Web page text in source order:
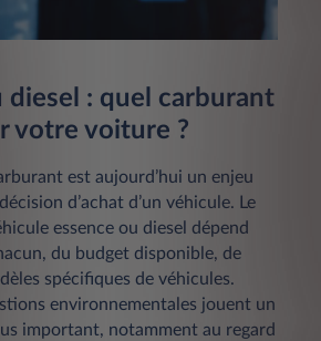
diesel : quel carburant
votre voiture ?
est aujourd’hui un enjeu
d’achat d’un véhicule. Le
essence ou diesel dépend
du budget disponible, de
spécifiques de véhicules.
environnementales jouent un
important, notamment au regard